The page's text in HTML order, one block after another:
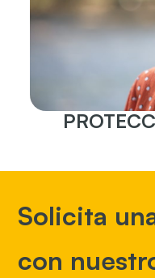
Solicita
con